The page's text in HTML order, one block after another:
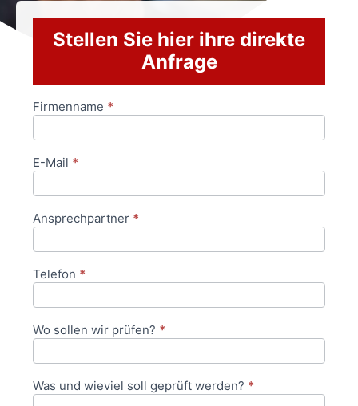
Stellen Sie hier ihre direkte
Anfrage
Anfrageformular
Firmenname *
E-Mail *
Ansprechpartner *
Telefon *
Wo sollen wir prüfen? *
Was und wieviel soll geprüft werden? *